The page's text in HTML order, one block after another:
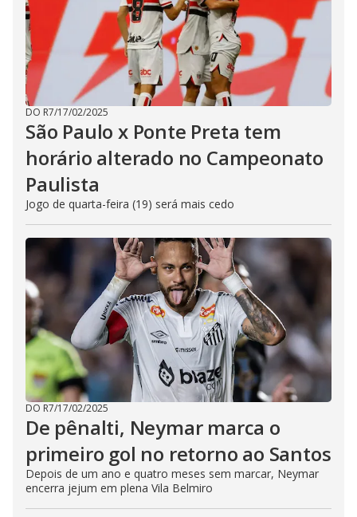
DO R7/17/02/2025
São Paulo x Ponte Preta tem
horário alterado no Campeonato
Paulista
Jogo de quarta-feira (19) será mais cedo
DO R7/17/02/2025
De pênalti, Neymar marca o
primeiro gol no retorno ao Santos
Depois de um ano e quatro meses sem marcar, Neymar
encerra jejum em plena Vila Belmiro